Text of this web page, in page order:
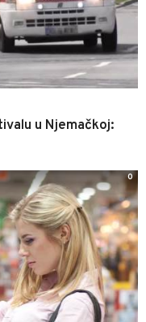
u Njemačkoj:
0